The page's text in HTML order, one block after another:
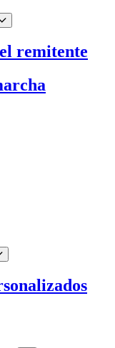
remitente